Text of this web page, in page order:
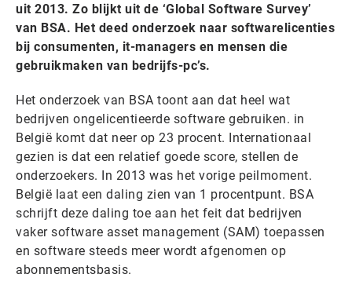
uit 2013. Zo blijkt uit de ‘Global Software Survey’
van BSA. Het deed onderzoek naar softwarelicenties
bij consumenten, it-managers en mensen die
gebruikmaken van bedrijfs-pc’s.
Het onderzoek van BSA toont aan dat heel wat
bedrijven ongelicentieerde software gebruiken. in
België komt dat neer op 23 procent. Internationaal
gezien is dat een relatief goede score, stellen de
onderzoekers. In 2013 was het vorige peilmoment.
België laat een daling zien van 1 procentpunt. BSA
schrijft deze daling toe aan het feit dat bedrijven
vaker software asset management (SAM) toepassen
en software steeds meer wordt afgenomen op
abonnementsbasis.